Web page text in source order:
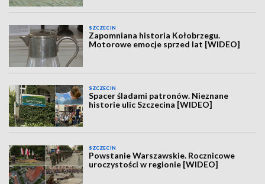
SZCZECIN
Zapomniana historia Kołobrzegu.
Motorowe emocje sprzed lat [WIDEO]
SZCZECIN
Spacer śladami patronów. Nieznane
historie ulic Szczecina [WIDEO]
SZCZECIN
Powstanie Warszawskie. Rocznicowe
uroczystości w regionie [WIDEO]